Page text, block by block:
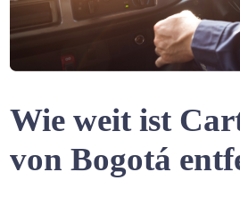
Wie weit ist
von Bogotá